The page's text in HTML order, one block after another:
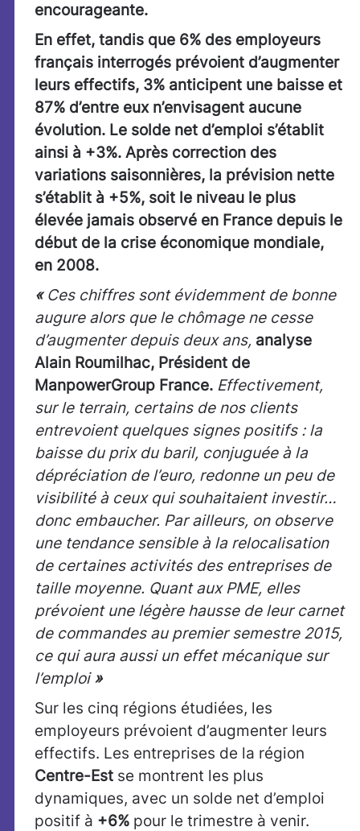
encourageante.
En effet, tandis que 6% des employeurs
français interrogés prévoient d’augmenter
leurs effectifs, 3% anticipent une baisse et
87% d’entre eux n’envisagent aucune
évolution. Le solde net d’emploi s’établit
ainsi à +3%. Après correction des
variations saisonnières, la prévision nette
s’établit à +5%, soit le niveau le plus
élevée jamais observé en France depuis le
début de la crise économique mondiale,
en 2008.
«Ces chiffres sont évidemment de bonne
augure alors que le chômage ne cesse
d’augmenter depuis deux ans, analyse
Alain Roumilhac, Président de
ManpowerGroup France. Effectivement,
sur le terrain, certains de nos clients
entrevoient quelques signes positifs : la
baisse du prix du baril, conjuguée à la
dépréciation de l’euro, redonne un peu de
visibilité à ceux qui souhaitaient investir…
donc embaucher. Par ailleurs, on observe
une tendance sensible à la relocalisation
de certaines activités des entreprises de
taille moyenne. Quant aux PME, elles
prévoient une légère hausse de leur carnet
de commandes au premier semestre 2015,
ce qui aura aussi un effet mécanique sur
l’emploi»
Sur les cinq régions étudiées, les
employeurs prévoient d’augmenter leurs
effectifs. Les entreprises de la région
Centre-Est se montrent les plus
dynamiques, avec un solde net d’emploi
positif à +6% pour le trimestre à venir.